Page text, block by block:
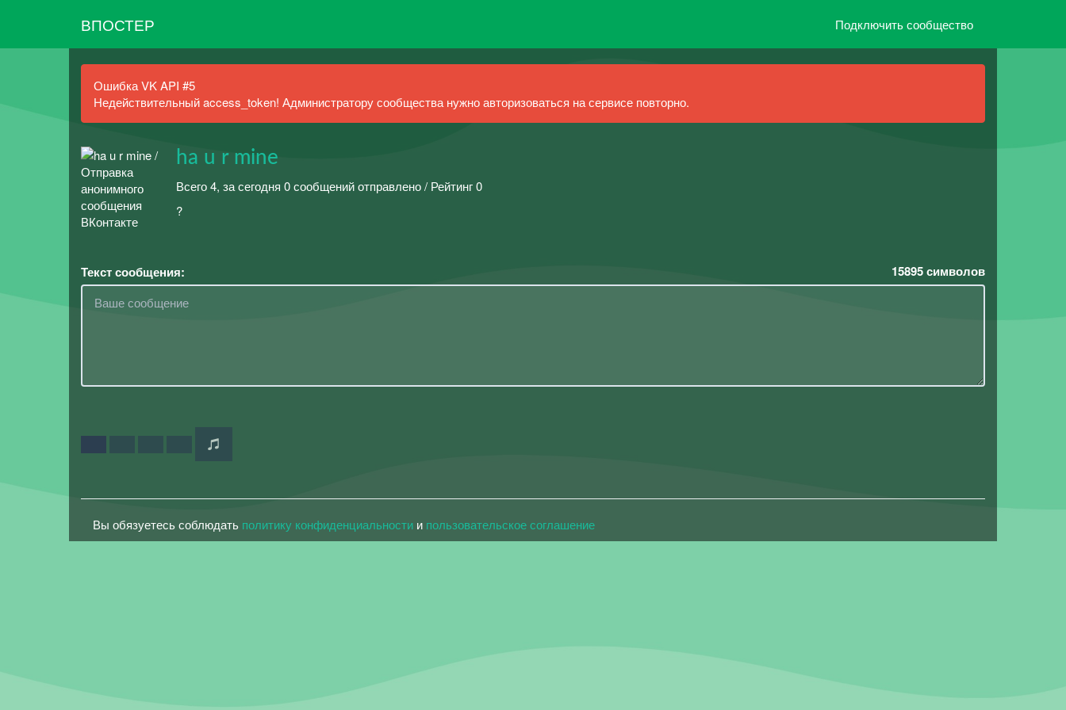
ВПОСТЕР Подключить сообщество
Ошибка VK API #5
Недействительный access_token! Администратору сообщества нужно авторизоваться на сервисе повторно.
ha u r mine
Всего 4, за сегодня 0 сообщений отправлено / Рейтинг 0
?
Текст сообщения: 15895символов
Вы обязуетесь соблюдать политику конфиденциальности и пользовательское соглашение